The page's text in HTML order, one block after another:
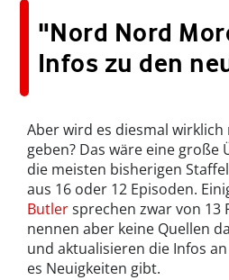
"Nord Nord
Infos zu den
Aber wird es diesmal wirklich
geben? Das wäre eine große
die meisten bisherigen
aus 16 oder 12 Episoden.
Butlersprechen zwar von 13
nennen aber keine Quellen
und aktualisieren die Infos
es Neuigkeiten gibt.